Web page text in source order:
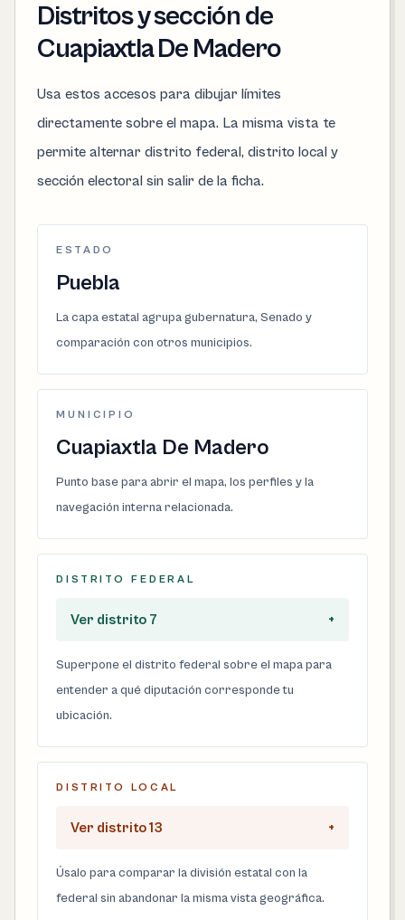
Distritos y sección de
Cuapiaxtla De Madero
Usa estos accesos para dibujar límites
directamente sobre el mapa. La misma vista te
permite alternar distrito federal, distrito local y
sección electoral sin salir de la ficha.
ESTADO
Puebla
La capa estatal agrupa gubernatura, Senado y
comparación con otros municipios.
MUNICIPIO
Cuapiaxtla De Madero
Punto base para abrir el mapa, los perfiles y la
navegación interna relacionada.
DISTRITO FEDERAL
Ver distrito 7 +
Superpone el distrito federal sobre el mapa para
entender a qué diputación corresponde tu
ubicación.
DISTRITO LOCAL
Ver distrito 13 +
Úsalo para comparar la división estatal con la
federal sin abandonar la misma vista geográfica.